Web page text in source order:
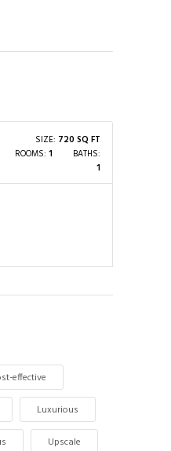
SIZE: 720 SQ FT
ROOMS: 1
BATHS:
1
effective
Luxurious
Upscale